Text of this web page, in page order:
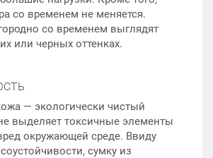
со временем не меняется.
со временем выглядят
или черных оттенках.
— экологически чистый
выделяет токсичные элементы
окружающей среде. Ввиду
сумку из